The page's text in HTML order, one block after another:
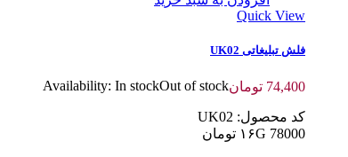
Quick View
فلش تبلیغاتی UK02
74,400 تومان Availability: In stockOut of stock
کد محصول: UK02
۱۶G 78000 تومان